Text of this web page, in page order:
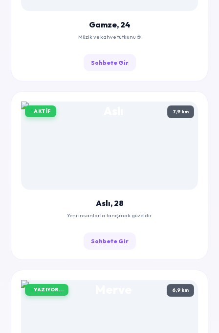
Gamze, 24
Müzik ve kahve tutkunu ☕
Sohbete Gir
AKTIF 7,9 km
Aslı, 28
Yeni insanlarla tanışmak güzeldir
Sohbete Gir
YAZIYOR... 6,9 km